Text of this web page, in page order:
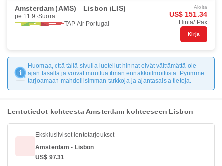
Amsterdam (AMS) Lisbon (LIS)
pe 11.9. Suora
TAP Air Portugal
Aloita
US$ 151.34
Hinta/ Pax
Kirja
Huomaa, että tällä sivulla luetellut hinnat eivät välttämättä ole
ajan tasalla ja voivat muuttua ilman ennakkoilmoitusta. Pyrimme
tarjoamaan mahdollisimman tarkkoja ja ajantasaisia tietoja.
Lentotiedot kohteesta Amsterdam kohteeseen Lisbon
Eksklusiiviset lentotarjoukset
Amsterdam - Lisbon
US$ 97.31